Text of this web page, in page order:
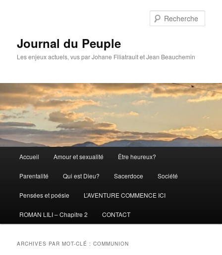
Journal du Peuple
Les enjeux actuels, vus par Johane Filiatrault et Jean Beauchemin
principal
Accueil Amour et sexualité Être heureux?
Parentalité Qui est Dieu? Sacerdoce Société
Pensées et poésie L’AVENTURE COMMENCE ICI
ROMAN LILI – Chapitre 2 CONTACT
ARCHIVES PAR MOT-CLÉ :COMMUNION